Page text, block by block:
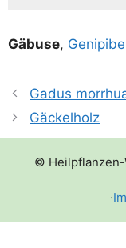
Gäbu­se,
Gadus
Gäckelholz
© Heilpflanzen-
·